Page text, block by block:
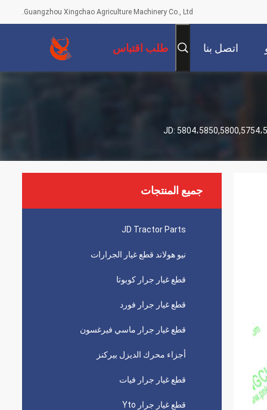
Guangzhou Xingchao Agriculture Machinery Co., Ltd.
اتصل بنا طلب اقتباس
جميع المنتجات
JD Tractor Parts
نيو هولاند قطع غيار الجرارات
قطع غيار جرار كوبوتا
قطع غيار جرار فورد
قطع غيار جرار ماسي فيرغسون
أجزاء محرك الديزل بيركنز
قطع غيار جرار فيات
قطع غيار جرار Yto